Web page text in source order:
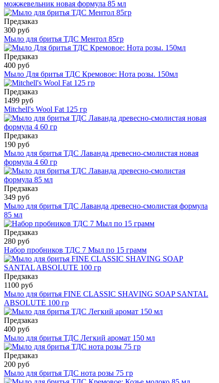
можжевельник новая формула 85 мл
Предзаказ
300 руб
Мыло для бритья ТДС Ментол 85гр
Предзаказ
400 руб
Мыло Для бритья ТДС Кремовое: Нота розы. 150мл
Предзаказ
1499 руб
Mitchell's Wool Fat 125 гр
Предзаказ
190 руб
Мыло для бритья ТДС Лаванда древесно-смолистая новая
формула 4 60 гр
Предзаказ
349 руб
Мыло для бритья ТДС Лаванда древесно-смолистая формула
85 мл
Предзаказ
280 руб
Набор пробников ТДС 7 Мыл по 15 грамм
Предзаказ
1100 руб
Мыло для бритья FINE CLASSIC SHAVING SOAP SANTAL
ABSOLUTE 100 гр
Предзаказ
400 руб
Мыло для бритья ТДС Легкий аромат 150 мл
Предзаказ
200 руб
Мыло для бритья ТДС нота розы 75 гр